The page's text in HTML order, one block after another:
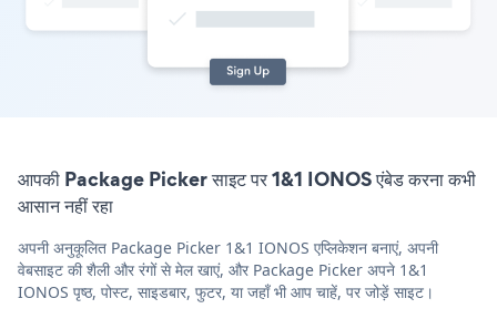
आपकी Package Picker साइट पर 1&1 IONOS एंबेड करना कभी
आसान नहीं रहा
अपनी अनुकूलित Package Picker 1&1 IONOS एप्लिकेशन बनाएं, अपनी
वेबसाइट की शैली और रंगों से मेल खाएं, और Package Picker अपने 1&1
IONOS पृष्ठ, पोस्ट, साइडबार, फुटर, या जहाँ भी आप चाहें, पर जोड़ें साइट।